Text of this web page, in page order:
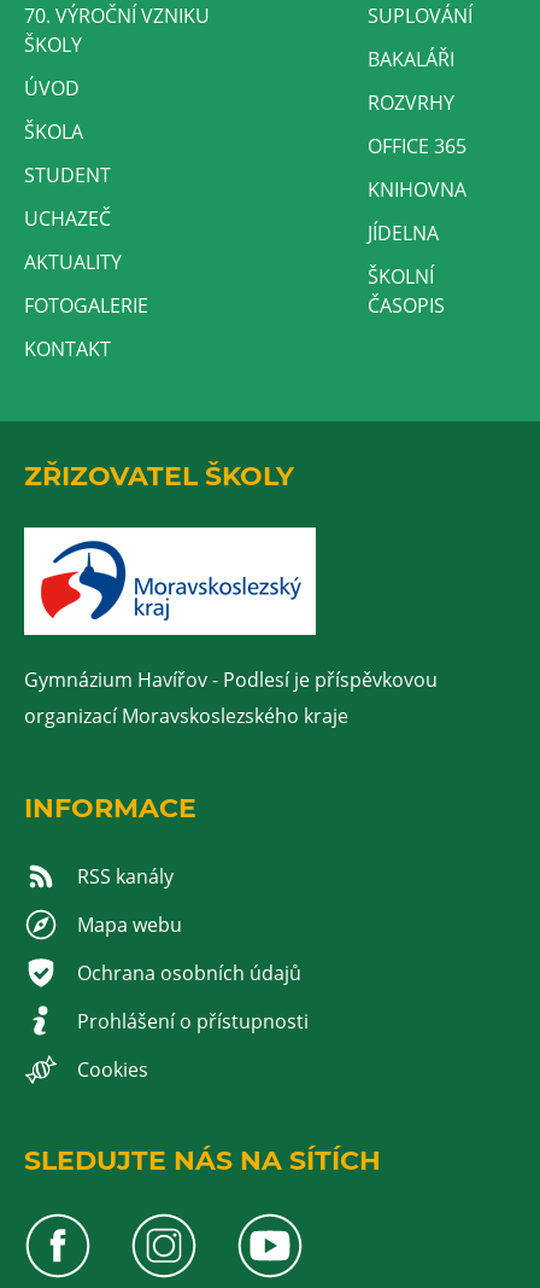
70. VÝROČNÍ VZNIKU
ŠKOLY
ÚVOD
ŠKOLA
STUDENT
UCHAZEČ
AKTUALITY
FOTOGALERIE
KONTAKT
SUPLOVÁNÍ
BAKALÁŘI
ROZVRHY
OFFICE 365
KNIHOVNA
JÍDELNA
ŠKOLNÍ
ČASOPIS
ZŘIZOVATEL ŠKOLY
Gymnázium Havířov - Podlesí je příspěvkovou
organizací Moravskoslezského kraje
INFORMACE
RSS kanály
Mapa webu
Ochrana osobních údajů
Prohlášení o přístupnosti
Cookies
SLEDUJTE NÁS NA SÍTÍCH